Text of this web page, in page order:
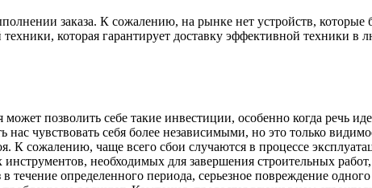
заказа. К сожалению, на рынке нет устройств,
которая гарантирует доставку эффективной техники в
позволить себе такие инвестиции, особенно когда речь
нас чувствовать себя более независимыми, но это только
К сожалению, чаще всего сбои случаются в процессе
необходимых для завершения строительных
определенного периода, серьезное повреждение